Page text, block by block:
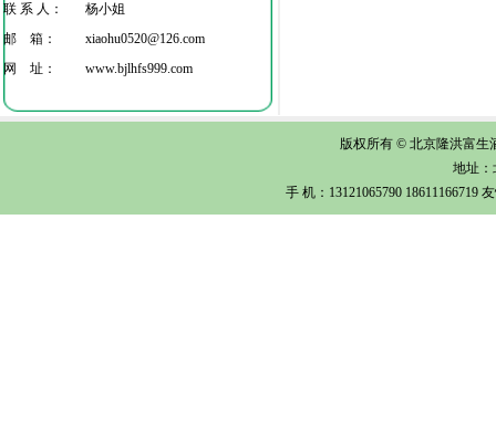
联 系 人：
杨小姐
邮 箱：
xiaohu0520@126.com
网 址：
www.bjlhfs999.com
版权所有 © 北京隆洪富生
地址：
手 机：13121065790 18611166719